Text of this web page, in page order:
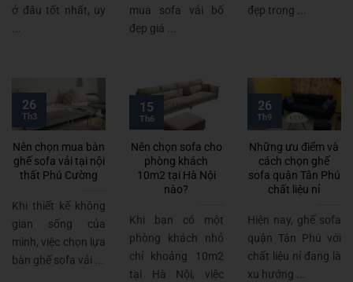
ở đâu tốt nhất, uy
...
mua sofa vải bố
đẹp giá ...
đẹp trong ...
Nên chọn mua bàn
ghế sofa vải tại nội
thất Phú Cường
Khi thiết kế không
gian sống của
mình, việc chọn lựa
bàn ghế sofa vải ...
26
Th3
Nên chọn sofa cho
phòng khách
10m2 tại Hà Nội
nào?
Khi bạn có một
phòng khách nhỏ
chỉ khoảng 10m2
tại Hà Nội, việc
15
Th6
Những ưu điểm và
cách chọn ghế
sofa quận Tân Phú
chất liệu nỉ
Hiện nay, ghế sofa
quận Tân Phú với
chất liệu nỉ đang là
xu hướng ...
26
Th9